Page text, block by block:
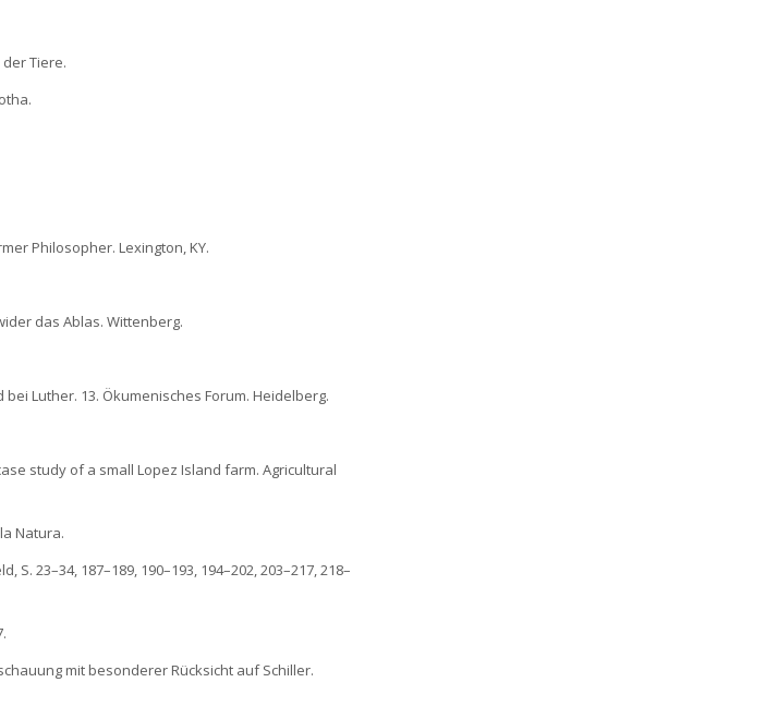
Tiere.
Philosopher. Lexington, KY.
das Ablas. Wittenberg.
Luther. 13. Ökumenisches Forum. Heidelberg.
study of a small Lopez Island farm. Agricultural
Natura.
23–34, 187–189, 190–193, 194–202, 203–217, 218–
mit besonderer Rücksicht auf Schiller.